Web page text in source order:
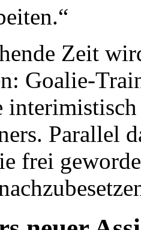
Zeit
Goalie-
Parallel
frei